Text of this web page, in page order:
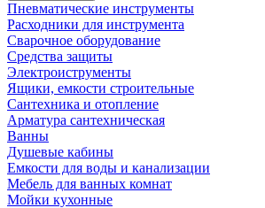
Пневматические инструменты
Расходники для инструмента
Сварочное оборудование
Средства защиты
Электроиструменты
Ящики, емкости строительные
Сантехника и отопление
Арматура сантехническая
Ванны
Душевые кабины
Емкости для воды и канализации
Мебель для ванных комнат
Мойки кухонные